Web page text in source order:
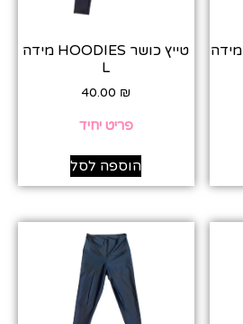
טייץ כושר כותנה NIKE מידה
טייץ כושר HOODIES מידה
L
40.00 ₪
פריט יחיד
הוספה לסל